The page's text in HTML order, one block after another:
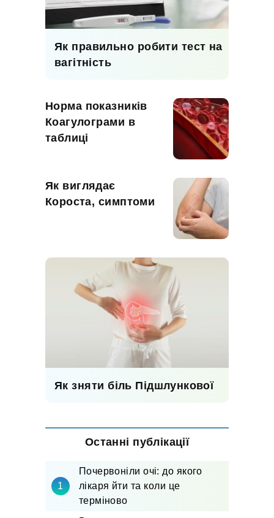
Як правильно робити тест на
вагітність
Норма показників
Коагулограми в
таблиці
Як виглядає
Короста, симптоми
Як зняти біль Підшлункової
Останні публікації
Почервоніли очі: до якого
лікаря йти та коли це
терміново